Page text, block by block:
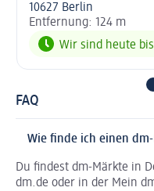
10627 Berlin
Entfernung: 124 m
Wir sind heute bis
FAQ
Wie finde ich einen
Du findest dm-Märkte in
dm.de oder in der Mein